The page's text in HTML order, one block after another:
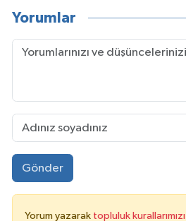
Yorumlar
Gönder
Yorum yazarak topluluk kurallarımızı